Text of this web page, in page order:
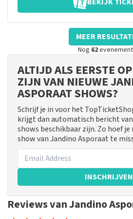
MEER
Nog 62
ALTIJD ALS EERSTE
ZIJN VAN NIEUWE
ASPORAAT SHOWS?
Schrijf je in voor het
krijgt dan automatisch bericht
shows beschikbaar zijn. Zo hoef
show van Jandino Asporaat te
INSCHRIJVEN
Reviews van Jandino